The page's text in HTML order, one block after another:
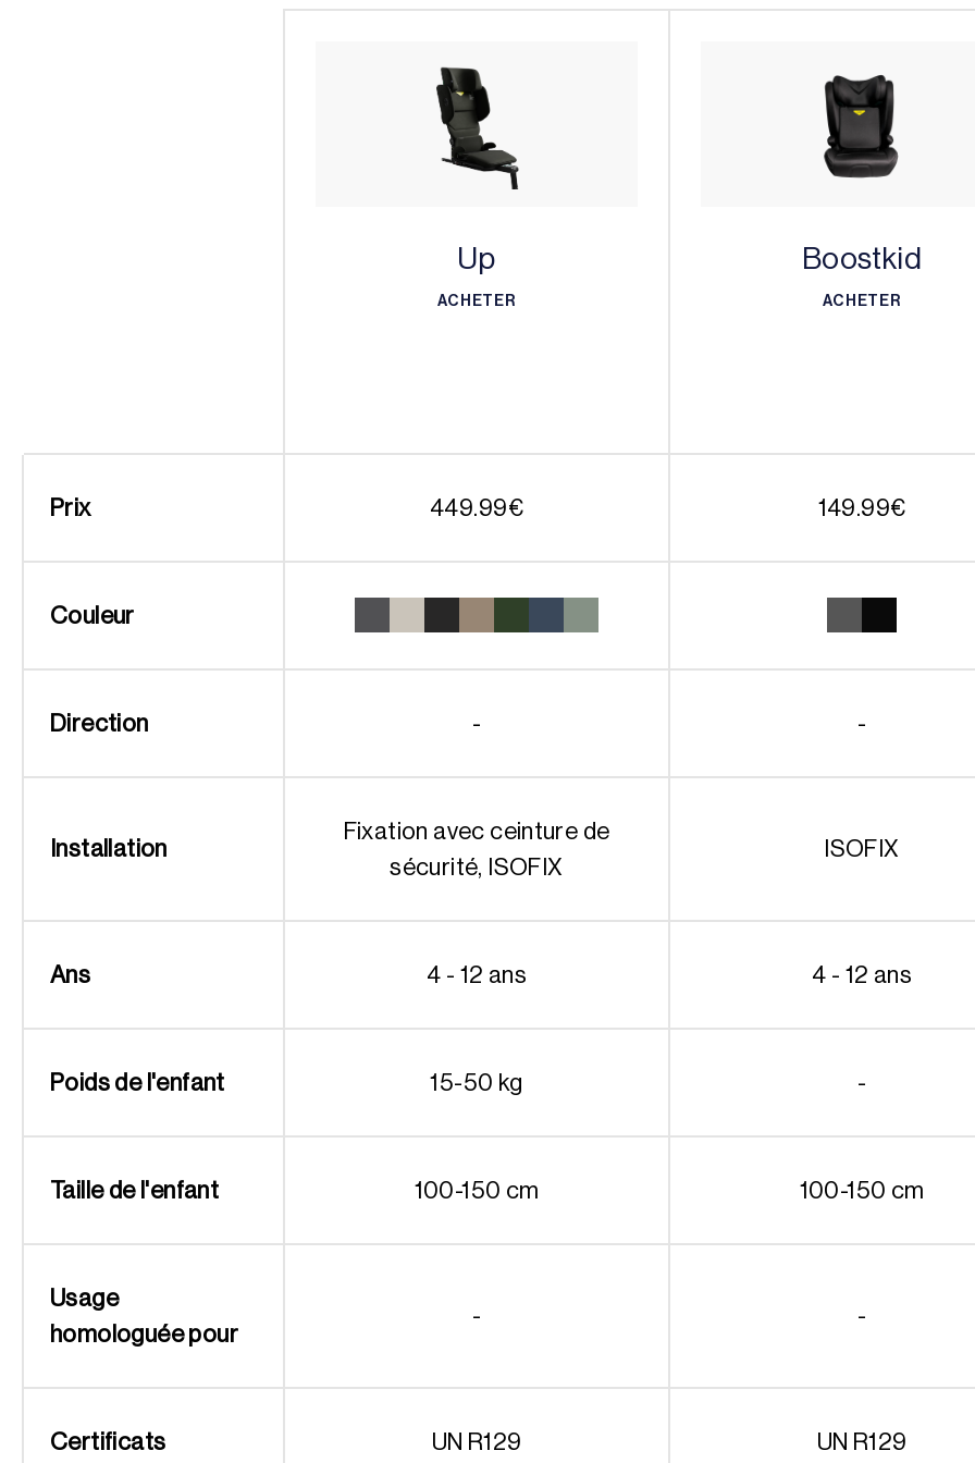
Up
ACHETER
Boostkid
ACHETER
Prix 449.99€ 149.99€
Couleur
Direction - -
Installation
Fixation avec ceinture de
sécurité, ISOFIX
ISOFIX
Ans 4 - 12 ans 4 - 12 ans
Poids de l'enfant 15-50 kg -
Taille de l'enfant 100-150 cm 100-150 cm
Usage
homologuée pour
- -
Certificats UN R129 UN R129